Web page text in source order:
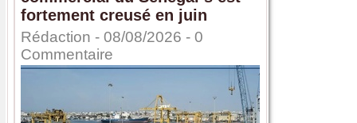
fortement creusé en juin
Rédaction - 08/08/2026 - 0
Commentaire